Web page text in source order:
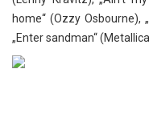
home“ (Ozzy Osbourne),
„Enter sandman“